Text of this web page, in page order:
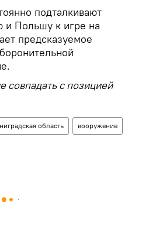
подталкивают
и Польшу к игре на
предсказуемое
совпадать с позицией
область вооружение